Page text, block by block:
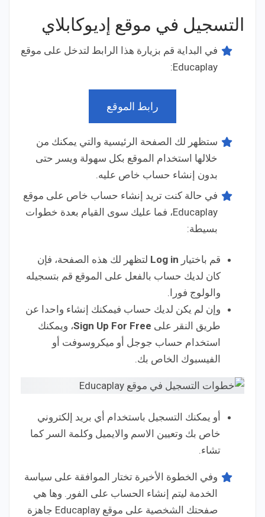
التسجيل في موقع إديوكابلاي
في البداية قم بزيارة هذا الرابط لتدخل على موقع
Educaplay:
رابط الموقع
ستظهر لك الصفحة الرئيسية والتي يمكنك من
خلالها استخدام الموقع بكل سهولة ويسر حتى
بدون إنشاء حساب خاص عليه.
في حالة كنت تريد إنشاء حساب خاص على موقع
Educaplay، فما عليك سوى القيام بعدة خطوات
بسيطة:
قم باختيار Log in لتظهر لك هذه الصفحة، فإن
كان لديك حساب بالفعل على الموقع قم بتسجيله
والولوج فورا.
وإن لم يكن لديك حساب فيمكنك إنشاء واحدا عن
طريق النقر على Sign Up For Free، ويمكنك
استخدام حساب جوجل أو ميكروسوفت أو
الفيسبوك الخاص بك.
أو يمكنك التسجيل باستخدام أي بريد إلكتروني
خاص بك وتعيين الاسم والايميل وكلمة السر كما
تشاء.
وفي الخطوة الأخيرة تختار الموافقة على سياسة
الخدمة ليتم إنشاء الحساب على الفور. وها هي
صفحتك الشخصية على موقع Educaplay جاهزة